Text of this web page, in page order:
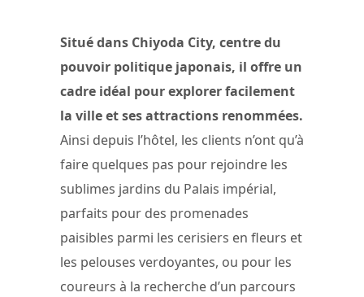
Situé dans Chiyoda City, centre du
pouvoir politique japonais, il offre un
cadre idéal pour explorer facilement
la ville et ses attractions renommées.
Ainsi depuis l’hôtel, les clients n’ont qu’à
faire quelques pas pour rejoindre les
sublimes jardins du Palais impérial,
parfaits pour des promenades
paisibles parmi les cerisiers en fleurs et
les pelouses verdoyantes, ou pour les
coureurs à la recherche d’un parcours